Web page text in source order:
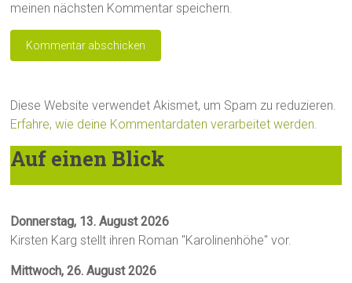
meinen nächsten Kommentar speichern.
Diese Website verwendet Akismet, um Spam zu reduzieren.
Erfahre, wie deine Kommentardaten verarbeitet werden.
Auf einen Blick
Donnerstag, 13. August 2026
Kirsten Karg stellt ihren Roman "Karolinenhöhe" vor.
Mittwoch, 26. August 2026